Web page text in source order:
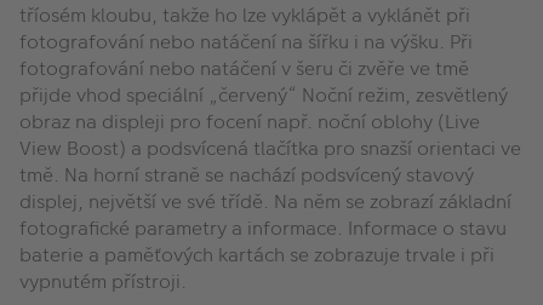
tříosém kloubu, takže ho lze vyklápět a vyklánět při
fotografování nebo natáčení na šířku i na výšku. Při
fotografování nebo natáčení v šeru či zvěře ve tmě
přijde vhod speciální „červený“ Noční režim, zesvětlený
obraz na displeji pro focení např. noční oblohy (Live
View Boost) a podsvícená tlačítka pro snazší orientaci ve
tmě. Na horní straně se nachází podsvícený stavový
displej, největší ve své třídě. Na něm se zobrazí základní
fotografické parametry a informace. Informace o stavu
baterie a paměťových kartách se zobrazuje trvale i při
vypnutém přístroji.